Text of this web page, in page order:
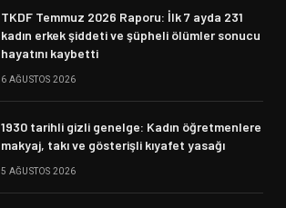
TKDF Temmuz 2026 Raporu: İlk 7 ayda 231
kadın erkek şiddeti ve şüpheli ölümler sonucu
hayatını kaybetti
6 AĞUSTOS 2026
1930 tarihli gizli genelge: Kadın öğretmenlere
makyaj, takı ve gösterişli kıyafet yasağı
5 AĞUSTOS 2026